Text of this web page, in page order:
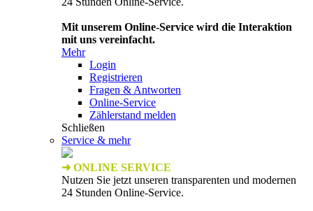
Mit unserem Online-Service wird die Interaktion
mit uns vereinfacht.
Mehr
Login
Registrieren
Fragen & Antworten
Online-Service
Zählerstand melden
Schließen
Service & mehr
➜ ONLINE SERVICE
Nutzen Sie jetzt unseren transparenten und modernen
24 Stunden Online-Service.